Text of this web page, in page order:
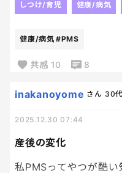
とりあえず続けてみ
病は気から 的な感じの
PMSの相談はしてみよ
命の母と比較してどう
相談もしてみよう。
まずこのわけのわから
しつけ/育児 健康/病気
健康/病気 #PMS
共感 10 8
産後の変化
inakanoyome さん 30代
2025.12.30 07:44
私PMSってやつが酷い